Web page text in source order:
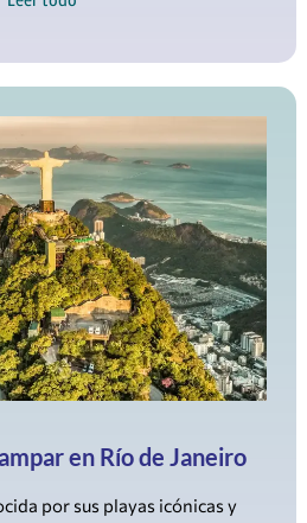
en Río de Janeiro
por sus playas icónicas y